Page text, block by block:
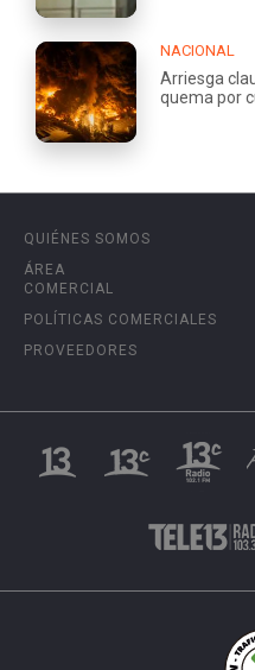
NACIONAL
Arriesga
quema por
QUIÉNES SOMOS
ÁREA
COMERCIAL
POLÍTICAS COMERCIALES
PROVEEDORES